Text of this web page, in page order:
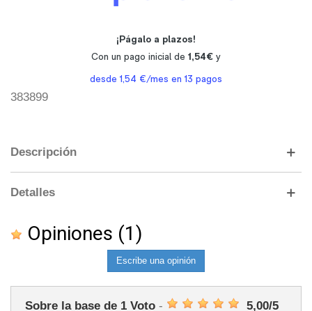
383899
Descripción
Detalles
Opiniones (1)
Escribe una opinión
Sobre la base de 1 Voto - 5,00/5